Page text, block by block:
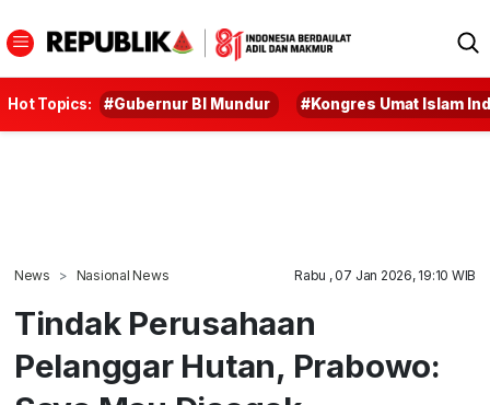
Hot Topics: #Gubernur BI Mundur #Kongres Umat Islam
News Nasional News Rabu , 07 Jan 2026, 19:10 WIB
Tindak Perusahaan
Pelanggar Hutan, Prabowo: